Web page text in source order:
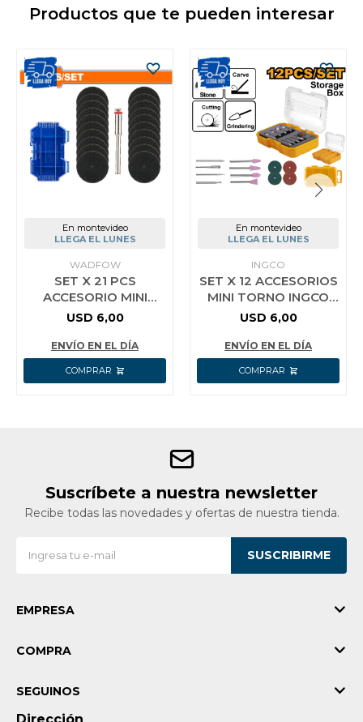
Productos que te pueden interesar
En montevideo
LLEGA EL LUNES
WADFOW
SET X 21 PCS
ACCESORIO MINI
TORNO 1/8 WADFOW
USD 6,00
ENVÍO EN EL DÍA
En montevideo
LLEGA EL LUNES
INGCO
SET X 12 ACCESORIOS
MINI TORNO INGCO
AKMG2012
USD 6,00
ENVÍO EN EL DÍA
Suscríbete a nuestra newsletter
Recibe todas las novedades y ofertas de nuestra tienda.
SUSCRIBIRME
EMPRESA
COMPRA
SEGUINOS